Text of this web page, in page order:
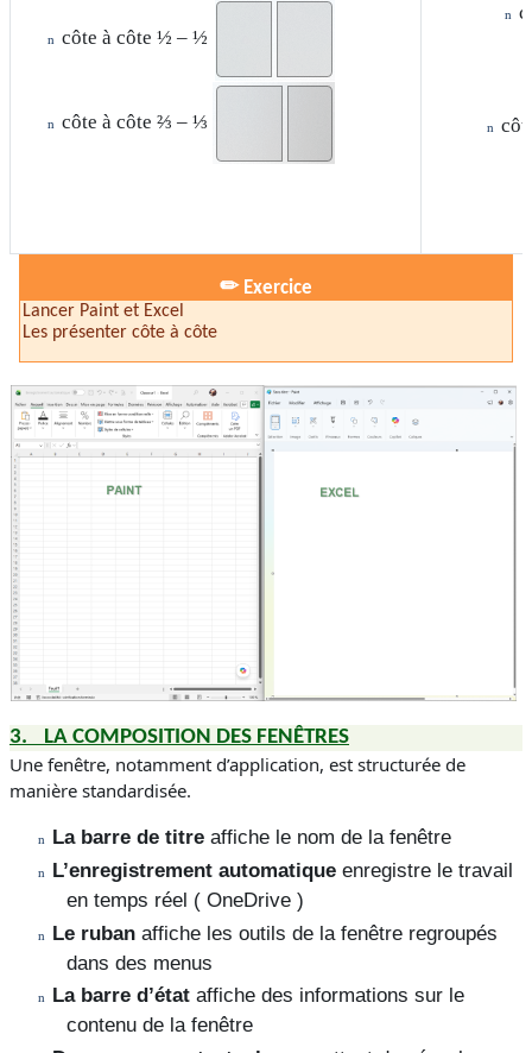
n côte à côte ½ – ½
n côte à côte ⅔ – ⅓
n
n
✏Exercice
Lancer Paint et Excel
Les présenter côte à côte
3. LA COMPOSITION DES FENÊTRES
Une fenêtre, notamment d’application, est structurée de
manière standardisée.
n La barre de titre affiche le nom de la fenêtre
n L’enregistrement automatique enregistre le travail
en temps réel ( OneDrive )
n Le ruban affiche les outils de la fenêtre regroupés
dans des menus
n La barre d’état affiche des informations sur le
contenu de la fenêtre